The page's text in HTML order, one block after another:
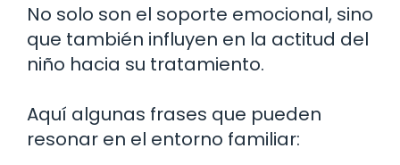
No solo son el soporte emocional, sino
que también influyen en la actitud del
niño hacia su tratamiento.
Aquí algunas frases que pueden
resonar en el entorno familiar: